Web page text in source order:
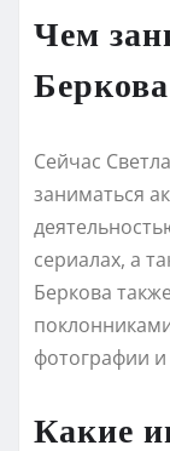
Чем
Сейчас
заниматься
сериалах, а
Беркова
фотографии
Какие